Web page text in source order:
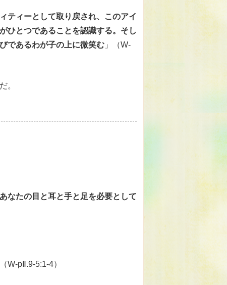
ティーとして取り戻され、このアイ
ひとつであることを認識する。そし
であるわが子の上に微笑む 」（W-
。
なたの目と耳と手と足を必要として
（W-pⅡ.9-5:1-4）